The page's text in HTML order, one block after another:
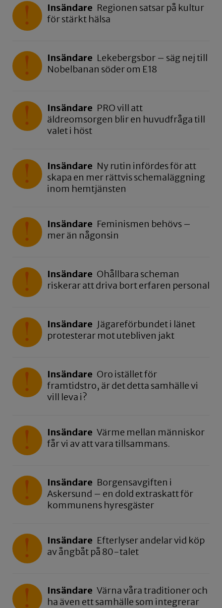
Insändare Regionen satsar på kultur
för stärkt hälsa
Insändare Lekebergsbor – säg nej till
Nobelbanan söder om E18
Insändare PRO vill att
äldreomsorgen blir en huvudfråga till
valet i höst
Insändare Ny rutin infördes för att
skapa en mer rättvis schemaläggning
inom hemtjänsten
Insändare Feminismen behövs –
mer än någonsin
Insändare Ohållbara scheman
riskerar att driva bort erfaren personal
Insändare Jägareförbundet i länet
protesterar mot utebliven jakt
Insändare Oro istället för
framtidstro, är det detta samhälle vi
vill leva i?
Insändare Värme mellan människor
får vi av att vara tillsammans.
Insändare Borgensavgiften i
Askersund – en dold extraskatt för
kommunens hyresgäster
Insändare Efterlyser andelar vid köp
av ångbåt på 80-talet
Insändare Värna våra traditioner och
ha även ett samhälle som integrerar